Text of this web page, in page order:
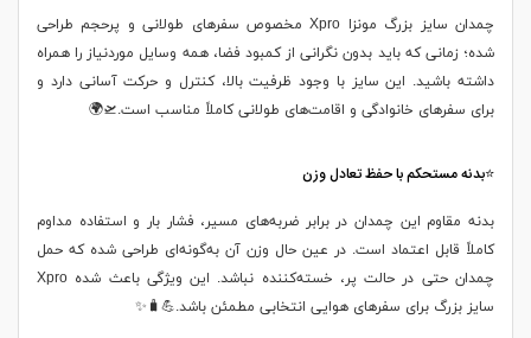
چمدان سایز بزرگ مونزا Xpro مخصوص سفرهای طولانی و پرحجم طراحی
شده؛ زمانی که باید بدون نگرانی از کمبود فضا، همه وسایل موردنیاز را همراه
داشته باشید. این سایز با وجود ظرفیت بالا، کنترل و حرکت آسانی دارد و
برای سفرهای خانوادگی و اقامت‌های طولانی کاملاً مناسب است.🛫🌍
⭐بدنه مستحکم با حفظ تعادل وزن
بدنه مقاوم این چمدان در برابر ضربه‌های مسیر، فشار بار و استفاده مداوم
کاملاً قابل اعتماد است. در عین حال وزن آن به‌گونه‌ای طراحی شده که حمل
چمدان حتی در حالت پر، خسته‌کننده نباشد. این ویژگی باعث شده Xpro
سایز بزرگ برای سفرهای هوایی انتخابی مطمئن باشد.💪🧳✨